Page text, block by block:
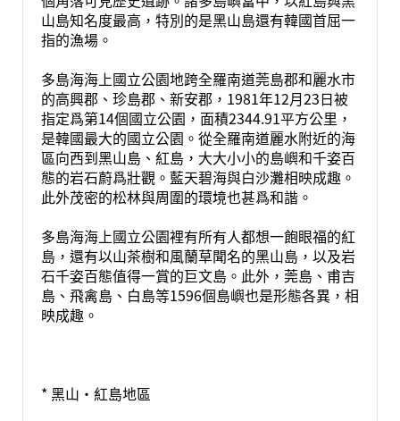
山島知名度最高，特別的是黑山島還有韓國首屈一
指的漁場。
多島海海上國立公園地跨全羅南道莞島郡和麗水市
的高興郡、珍島郡、新安郡，1981年12月23日被
指定爲第14個國立公園，面積2344.91平方公里，
是韓國最大的國立公園。從全羅南道麗水附近的海
區向西到黑山島、紅島，大大小小的島嶼和千姿百
態的岩石蔚爲壯觀。藍天碧海與白沙灘相映成趣。
此外茂密的松林與周圍的環境也甚爲和諧。
多島海海上國立公園裡有所有人都想一飽眼福的紅
島，還有以山茶樹和風蘭草聞名的黑山島，以及岩
石千姿百態值得一賞的巨文島。此外，莞島、甫吉
島、飛禽島、白島等1596個島嶼也是形態各異，相
映成趣。
* 黑山·紅島地區